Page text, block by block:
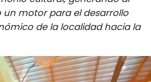
PUENTE DE AMISTAD
FOTOGRAFÍA
motor para el desarrollo
de la localidad hacia la